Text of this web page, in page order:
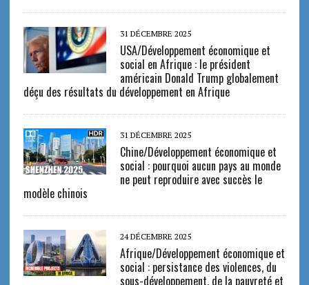
31 DÉCEMBRE 2025
USA/Développement économique et
social en Afrique : le président
américain Donald Trump globalement
déçu des résultats du développement en Afrique
31 DÉCEMBRE 2025
Chine/Développement économique et
social : pourquoi aucun pays au monde
ne peut reproduire avec succès le
modèle chinois
24 DÉCEMBRE 2025
Afrique/Développement économique et
social : persistance des violences, du
sous-développement, de la pauvreté et